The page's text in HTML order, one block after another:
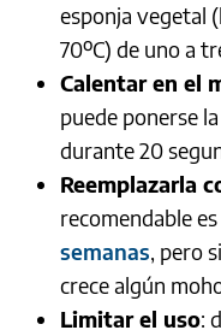
esponja vegetal
70ºC) de uno a
Calentar en el
puede ponerse
durante 20
Reemplazarla
recomendable
semanas, pero
crece algún
Limitar el uso: